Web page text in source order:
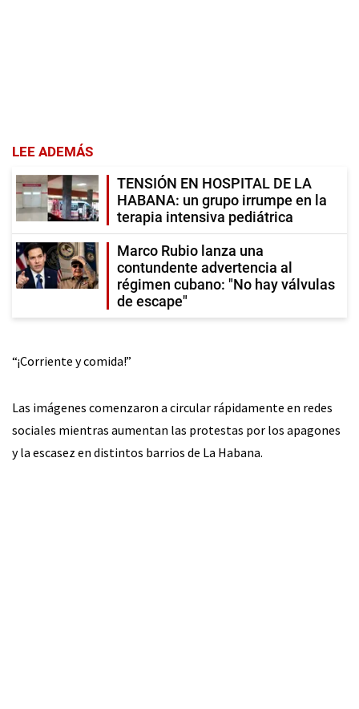
LEE ADEMÁS
TENSIÓN EN HOSPITAL DE LA
HABANA: un grupo irrumpe en la
terapia intensiva pediátrica
Marco Rubio lanza una
contundente advertencia al
régimen cubano: "No hay válvulas
de escape"
“¡Corriente y comida!”
Las imágenes comenzaron a circular rápidamente en redes
sociales mientras aumentan las protestas por los apagones
y la escasez en distintos barrios de La Habana.